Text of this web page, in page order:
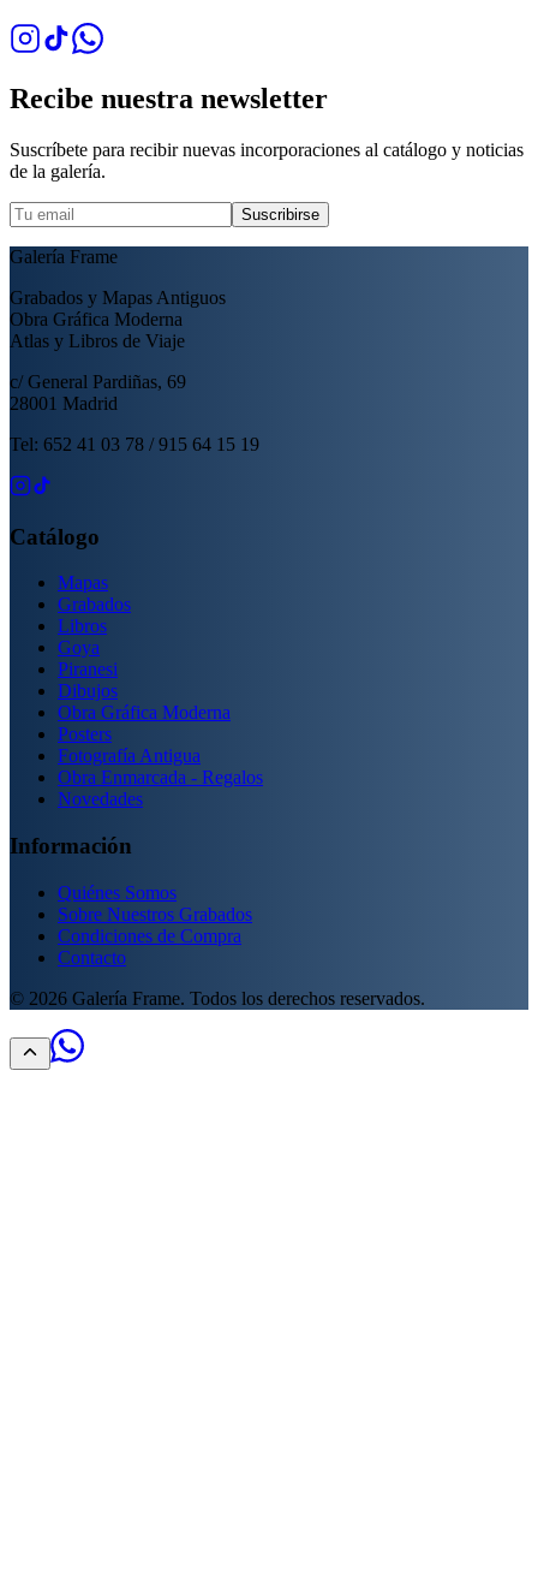
Recibe nuestra newsletter
Suscríbete para recibir nuevas incorporaciones al catálogo y noticias
de la galería.
Suscribirse
Galería Frame
Grabados y Mapas Antiguos
Obra Gráfica Moderna
Atlas y Libros de Viaje
c/ General Pardiñas, 69
28001 Madrid
Tel: 652 41 03 78 / 915 64 15 19
Catálogo
Mapas
Grabados
Libros
Goya
Piranesi
Dibujos
Obra Gráfica Moderna
Posters
Fotografía Antigua
Obra Enmarcada - Regalos
Novedades
Información
Quiénes Somos
Sobre Nuestros Grabados
Condiciones de Compra
Contacto
© 2026 Galería Frame. Todos los derechos reservados.